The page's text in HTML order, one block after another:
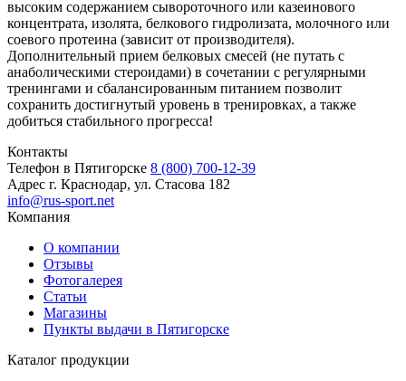
высоким содержанием сывороточного или казеинового
концентрата, изолята, белкового гидролизата, молочного или
соевого протеина (зависит от производителя).
Дополнительный прием белковых смесей (не путать с
анаболическими стероидами) в сочетании с регулярными
тренингами и сбалансированным питанием позволит
сохранить достигнутый уровень в тренировках, а также
добиться стабильного прогресса!
Контакты
Телефон в Пятигорске 8 (800) 700-12-39
Адрес г. Краснодар, ул. Стасова 182
info@rus-sport.net
Компания
О компании
Отзывы
Фотогалерея
Статьи
Магазины
Пункты выдачи в Пятигорске
Каталог продукции